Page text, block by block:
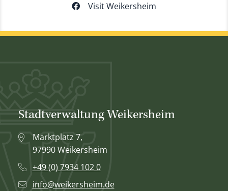
Visit Weikersheim
Stadtverwaltung Weikersheim
Marktplatz 7,
97990 Weikersheim
+49 (0) 7934 102 0
info@weikersheim.de